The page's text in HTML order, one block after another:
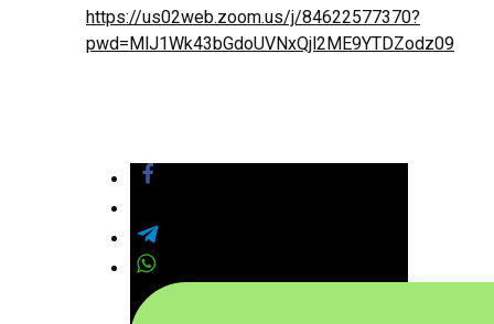
https://us02web.zoom.us/j/84622577370?
pwd=MlJ1Wk43bGdoUVNxQjl2ME9YTDZodz09